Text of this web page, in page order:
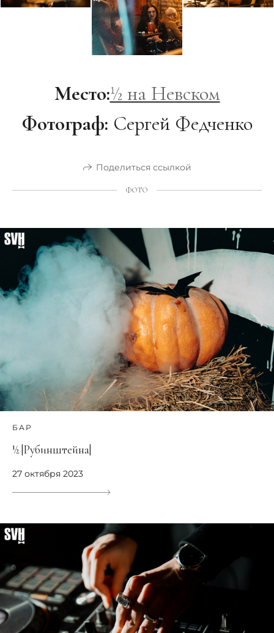
Место:½ на Невском
Фотограф: Сергей Федченко
Поделиться ссылкой
ФОТО
БАР
½ |Рубинштейна|
27 октября 2023